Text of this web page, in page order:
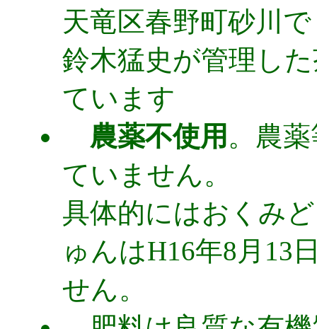
天竜区春野町砂川で
鈴木猛史が管理し
ています
農薬不使用 。農
ていません。
具体的にはおくみ
ゅんはH16年8月13
せん。